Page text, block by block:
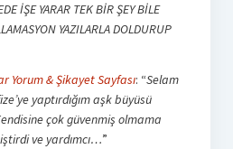
İŞE YARAR TEK BİR ŞEY BİLE
YAZILARLA DOLDURUP
Yorum & Şikayet Sayfası: “Selam
yaptırdığım aşk büyüsü
çok güvenmiş olmama
ve yardımcı…”